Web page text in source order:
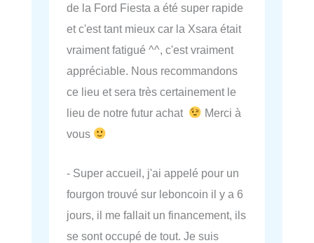
de la Ford Fiesta a été super rapide
et c'est tant mieux car la Xsara était
vraiment fatigué ^^, c'est vraiment
appréciable. Nous recommandons
ce lieu et sera très certainement le
lieu de notre futur achat
Merci à
vous
- Super accueil, j'ai appelé pour un
fourgon trouvé sur leboncoin il y a 6
jours, il me fallait un financement, ils
se sont occupé de tout. Je suis